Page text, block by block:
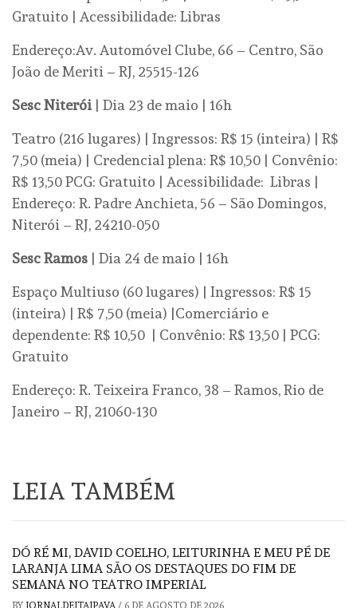
Gratuito | Acessibilidade: Libras
Endereço:Av. Automóvel Clube, 66 – Centro, São
João de Meriti – RJ, 25515-126
Sesc Niterói | Dia 23 de maio | 16h
Teatro (216 lugares) | Ingressos: R$ 15 (inteira) | R$
7,50 (meia) | Credencial plena: R$ 10,50 | Convênio:
R$ 13,50 PCG: Gratuito | Acessibilidade: Libras |
Endereço: R. Padre Anchieta, 56 – São Domingos,
Niterói – RJ, 24210-050
Sesc Ramos | Dia 24 de maio | 16h
Espaço Multiuso (60 lugares) | Ingressos: R$ 15
(inteira) | R$ 7,50 (meia) |Comerciário e
dependente: R$ 10,50 | Convênio: R$ 13,50 | PCG:
Gratuito
Endereço: R. Teixeira Franco, 38 – Ramos, Rio de
Janeiro – RJ, 21060-130
LEIA TAMBÉM
DÓ RÉ MI, DAVID COELHO, LEITURINHA E MEU PÉ DE
LARANJA LIMA SÃO OS DESTAQUES DO FIM DE
SEMANA NO TEATRO IMPERIAL